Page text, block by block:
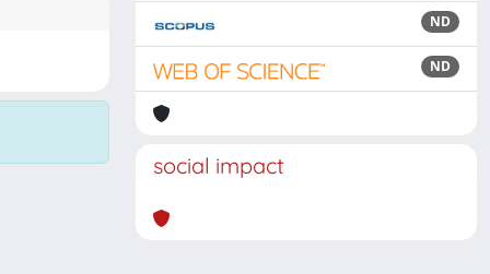
ND
ND
social impact